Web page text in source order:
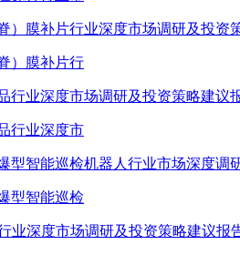
）膜补片行业深度市场调研及投资
）膜补片行
行业深度市场调研及投资策略建议
行业深度市
型智能巡检机器人行业市场深度调
型智能巡检
业深度市场调研及投资策略建议报